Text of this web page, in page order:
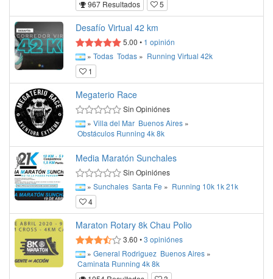
967 Resultados
5
Desafío Virtual 42 km
5.00 • 1 opinión
» Todas Todas » Running Virtual 42k
1
Megaterio Race
Sin Opiniónes
» Villa del Mar Buenos Aires »
Obstáculos Running 4k8k
Media Maratón Sunchales
Sin Opiniónes
» Sunchales Santa Fe » Running 10k 1k21k
4
Maraton Rotary 8k Chau Polio
3.60 •3 opiniónes
» General Rodriguez Buenos Aires »
Caminata Running 4k8k